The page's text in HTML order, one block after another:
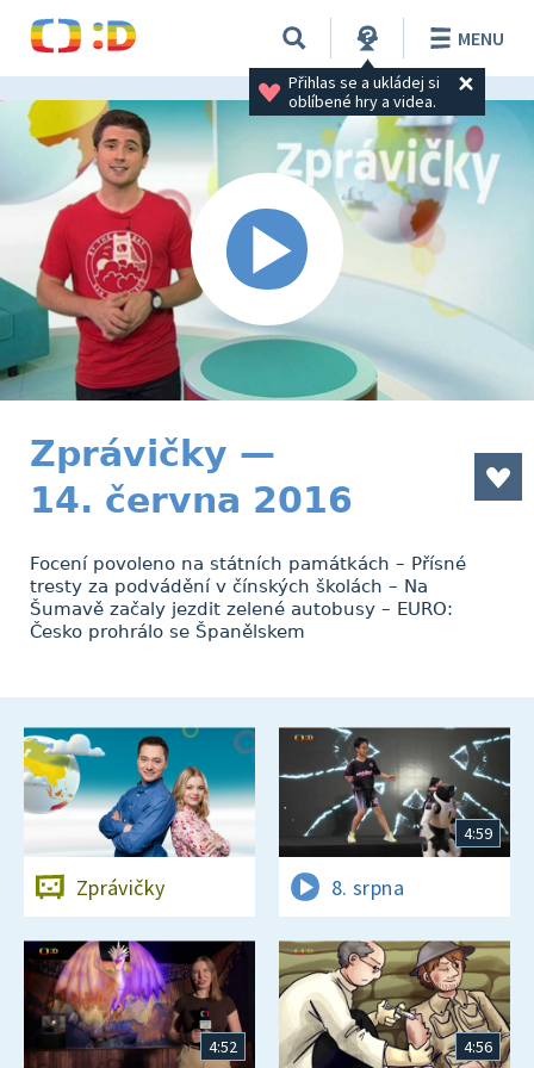
Přihlas se a ukládej si
oblíbené hry a videa.
MENU
Zprávičky —
14. června 2016
Focení povoleno na státních památkách – Přísné
tresty za podvádění v čínských školách – Na
Šumavě začaly jezdit zelené autobusy – EURO:
Česko prohrálo se Španělskem
Zprávičky
4:59
8. srpna
4:52 4:56